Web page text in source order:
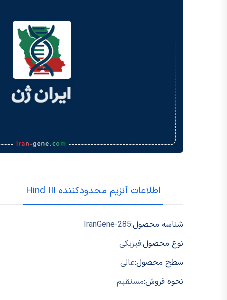
اطلاعات آنزیم محدودکننده Hind III
شناسه محصول:IranGene-285
نوع محصول:فیزیکی
سطح محصول:عالی
نحوه فروش:مستقیم